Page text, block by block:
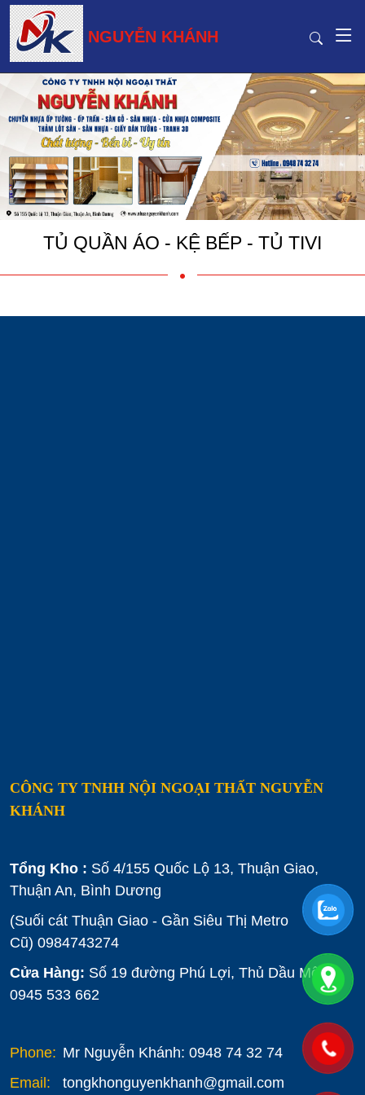
NGUYỄN KHÁNH
TỦ QUẦN ÁO - KỆ BẾP - TỦ TIVI
CÔNG TY TNHH NỘI NGOẠI THẤT NGUYỄN
KHÁNH
Tổng Kho : Số 4/155 Quốc Lộ 13, Thuận Giao,
Thuận An, Bình Dương
(Suối cát Thuận Giao - Gần Siêu Thị Metro
Cũ) 0984743274
Cửa Hàng: Số 19 đường Phú Lợi, Thủ Dầu Một :
0945 533 662
Phone: Mr Nguyễn Khánh: 0948 74 32 74
Email:
tongkhonguyenkhanh@gmail.com